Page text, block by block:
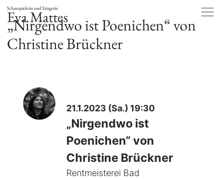
Schauspielerin und Sängerin
Eva Mattes
„Nirgendwo ist Poenichen“ von
Christine Brückner
21.1.2023 (Sa.) 19:30
„Nirgendwo ist
Poenichen“ von
Christine Brückner
Rentmeisterei Bad